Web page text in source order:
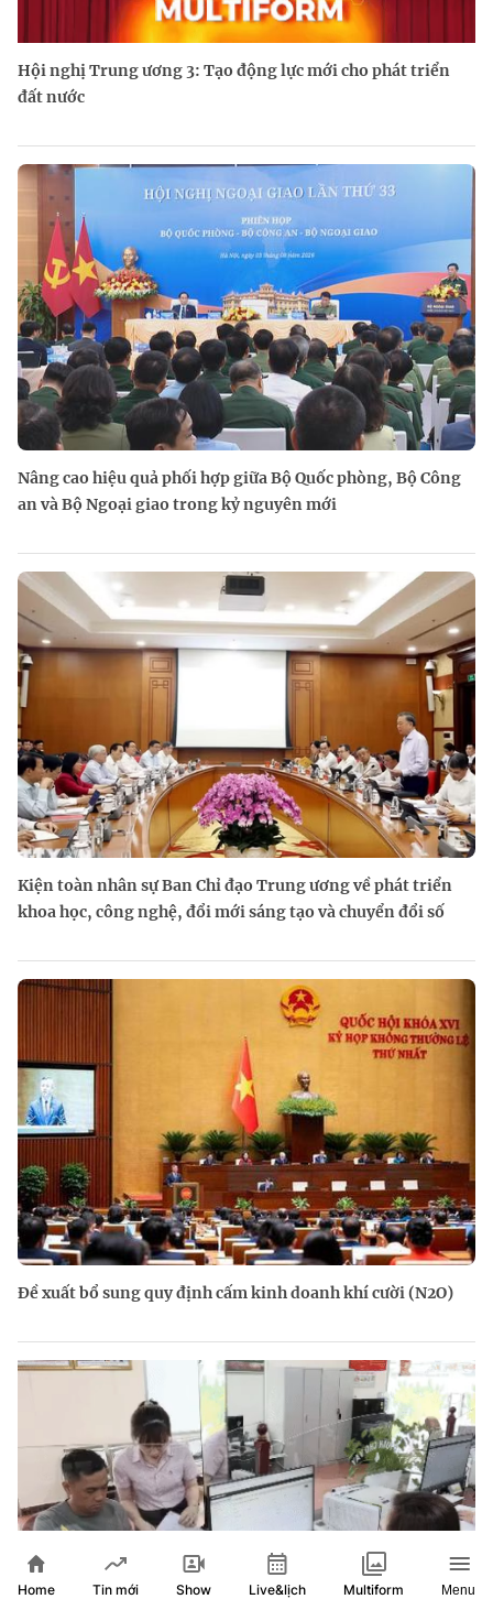
Hội nghị Trung ương 3: Tạo động lực mới cho phát triển
đất nước
Nâng cao hiệu quả phối hợp giữa Bộ Quốc phòng, Bộ Công
an và Bộ Ngoại giao trong kỷ nguyên mới
Kiện toàn nhân sự Ban Chỉ đạo Trung ương về phát triển
khoa học, công nghệ, đổi mới sáng tạo và chuyển đổi số
Đề xuất bổ sung quy định cấm kinh doanh khí cười (N2O)
Home Tin mới Show Live&lịch Multiform Menu